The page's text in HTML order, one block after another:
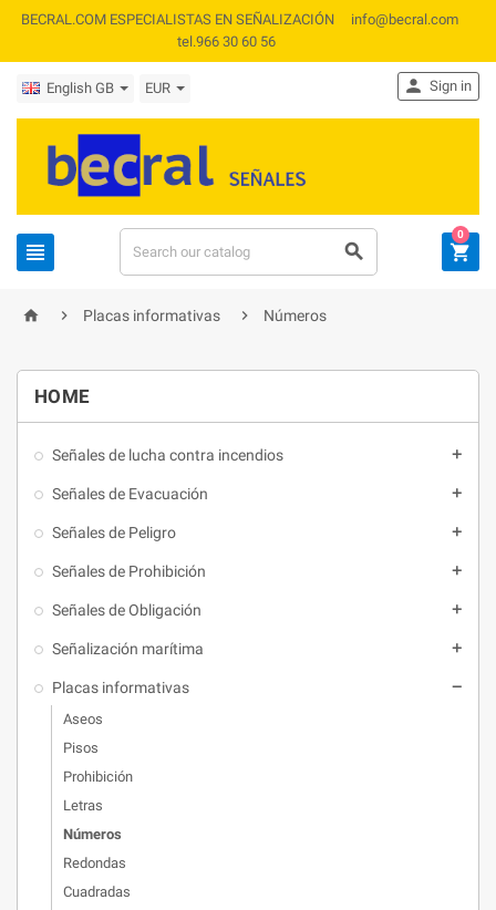
BECRAL.COM ESPECIALISTAS EN SEÑALIZACIÓN info@becral.com
tel.966 30 60 56
English GB EUR
 
 Sign in

0
  Placas informativas  Números
HOME
Señales de lucha contra incendios 
Señales de Evacuación 
Señales de Peligro 
Señales de Prohibición 
Señales de Obligación 
Señalización marítima 
Placas informativas 
Aseos
Pisos
Prohibición
Letras
Números
Redondas
Cuadradas